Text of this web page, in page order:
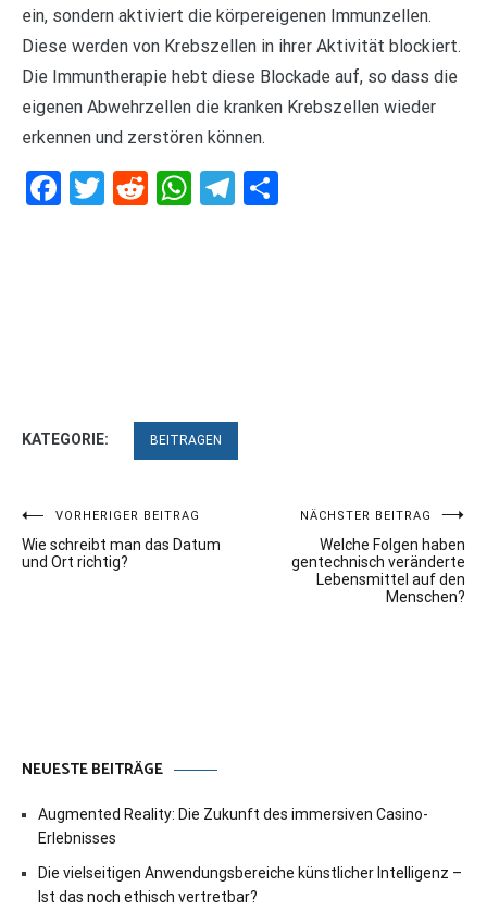
ein, sondern aktiviert die körpereigenen Immunzellen.
Diese werden von Krebszellen in ihrer Aktivität blockiert.
Die Immuntherapie hebt diese Blockade auf, so dass die
eigenen Abwehrzellen die kranken Krebszellen wieder
erkennen und zerstören können.
Facebook
Twitter
RedditWhatsApp
Telegram
KATEGORIE: BEITRAGEN
Beitragsnavigation
VORHERIGER BEITRAG
Wie schreibt man das Datum
und Ort richtig?
NÄCHSTER BEITRAG
Welche Folgen haben
gentechnisch veränderte
Lebensmittel auf den
Menschen?
NEUESTE BEITRÄGE
Augmented Reality: Die Zukunft des immersiven Casino-
Erlebnisses
Die vielseitigen Anwendungsbereiche künstlicher Intelligenz –
Ist das noch ethisch vertretbar?